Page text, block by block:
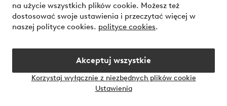
na użycie wszystkich plików cookie. Możesz też
dostosować swoje ustawienia i przeczytać więcej w
naszej polityce cookies. polityce cookies.
Akceptuj wszystkie
Korzystaj wyłącznie z niezbędnych plików cookie
Ustawienia